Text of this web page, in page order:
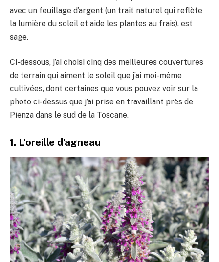
avec un feuillage d’argent (un trait naturel qui reflète
la lumière du soleil et aide les plantes au frais), est
sage.
Ci-dessous, j’ai choisi cinq des meilleures couvertures
de terrain qui aiment le soleil que j’ai moi-même
cultivées, dont certaines que vous pouvez voir sur la
photo ci-dessus que j’ai prise en travaillant près de
Pienza dans le sud de la Toscane.
1. L’oreille d’agneau